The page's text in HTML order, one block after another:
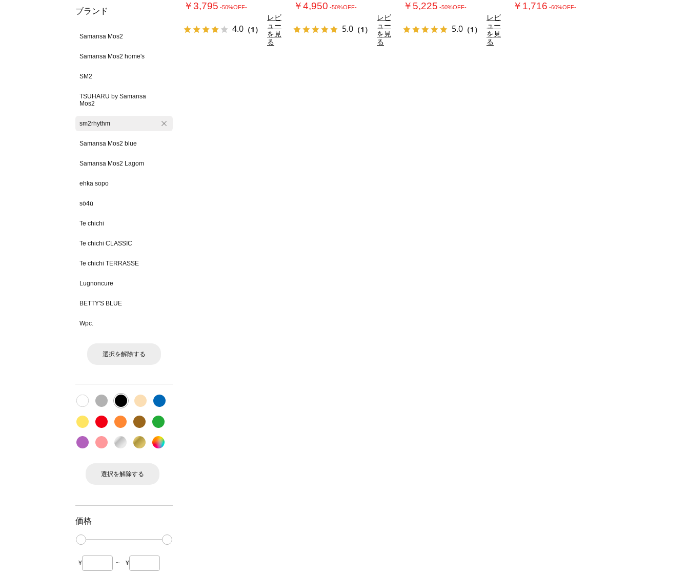
ブランド
Samansa Mos2
Samansa Mos2 home's
SM2
TSUHARU by Samansa
Mos2
sm2rhythm
Samansa Mos2 blue
Samansa Mos2 Lagom
ehka sopo
sō4ū
Te chichi
Te chichi CLASSIC
Te chichi TERRASSE
Lugnoncure
BETTY'S BLUE
Wpc.
選択を解除する
選択を解除する
価格
¥ ~ ¥
￥3,795 -50%OFF-
4.0 （1）
レビ
ュー
を見
る
￥4,950 -50%OFF-
5.0 （1）
レビ
ュー
を見
る
￥5,225 -50%OFF-
5.0 （1）
レビ
ュー
を見
る
￥1,716 -60%OFF-